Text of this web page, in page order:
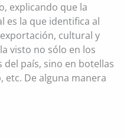
explicando que la
es la que identifica al
cultural y
visto no sólo en los
del país, sino en botellas
etc. De alguna manera